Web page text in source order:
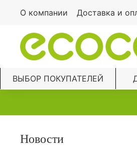
О компании Доставка и
ВЫБОР ПОКУПАТЕЛЕЙ
Новости